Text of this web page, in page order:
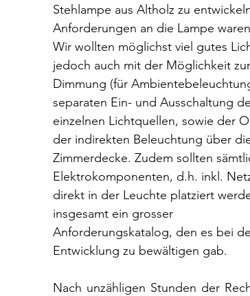
Stehlampe aus Altholz zu
Anforderungen an die Lampe
Wir wollten möglichst viel gutes
jedoch auch mit der Möglichkeit zur
Dimmung (für
separaten Ein- und Ausschaltung
einzelnen Lichtquellen, sowie der
der indirekten Beleuchtung über
Zimmerdecke. Zudem sollten
Elektrokomponenten, d.h. inkl.
direkt in der Leuchte platziert
insgesamt ein grosser
Anforderungskatalog, den es bei
Entwicklung zu bewältigen gab.
Nach unzähligen Stunden der